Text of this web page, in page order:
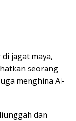
jagat maya,
seorang
menghina Al-
dan